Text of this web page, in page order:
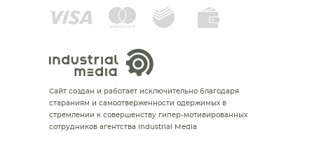
Сайт создан и работает исключительно благодаря
стараниям и самоотверженности одержимых в
стремлении к совершенству гипер-мотивированных
сотрудников агентства Industrial Media